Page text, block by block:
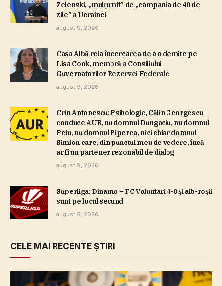
Zelenski, „mulţumit” de „campania de 40 de
zile” a Ucrainei
august 9, 2026
Casa Albă reia încercarea de a o demite pe
Lisa Cook, membră a Consiliului
Guvernatorilor Rezervei Federale
august 9, 2026
Crin Antonescu: Psihologic, Călin Georgescu
conduce AUR, nu domnul Dungaciu, nu domnul
Peiu, nu domnul Piperea, nici chiar domnul
Simion care, din punctul meu de vedere, încă
ar fi un partener rezonabil de dialog
august 9, 2026
Superliga: Dinamo – FC Voluntari 4-0 şi alb-roşii
sunt pe locul secund
august 9, 2026
CELE MAI RECENTE ȘTIRI